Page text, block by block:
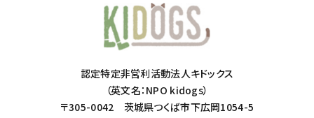
認定特定非営利活動法人キドックス
（英文名：NPO kidogs）
〒305-0042 茨城県つくば市下広岡1054-5